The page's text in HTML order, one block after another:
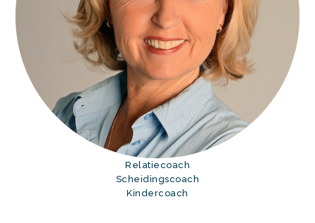
Relatiecoach
Scheidingscoach
Kindercoach